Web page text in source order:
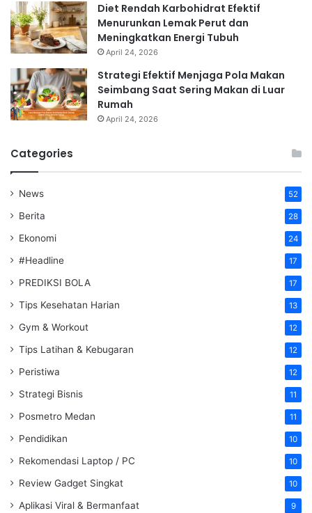
Diet Rendah Karbohidrat Efektif
Menurunkan Lemak Perut dan
Meningkatkan Energi Tubuh
April 24, 2026
Strategi Efektif Menjaga Pola Makan
Seimbang Saat Sering Makan di Luar
Rumah
April 24, 2026
Categories
News 52
Berita 28
Ekonomi 24
#Headline 17
PREDIKSI BOLA 17
Tips Kesehatan Harian 13
Gym & Workout 12
Tips Latihan & Kebugaran 12
Peristiwa 12
Strategi Bisnis 11
Posmetro Medan 11
Pendidikan 10
Rekomendasi Laptop / PC 10
Review Gadget Singkat 10
Aplikasi Viral & Bermanfaat 9